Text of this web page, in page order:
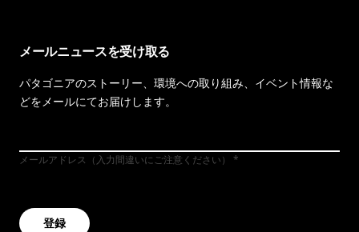
メールニュースを受け取る
パタゴニアのストーリー、環境への取り組み、イベント情報な
どをメールにてお届けします。
メールアドレス（入力間違いにご注意ください）
登録